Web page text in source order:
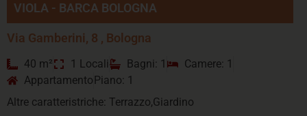
VIOLA - BARCA BOLOGNA
Via Gamberini, 8 , Bologna
40 m² 1 Locali Bagni: 1
Camere: 1
Appartamento Piano: 1
Altre caratteristriche: Terrazzo,Giardino